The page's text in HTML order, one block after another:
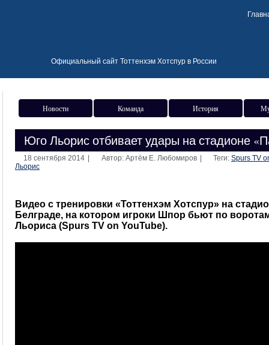
Официальный сайт Тоттенхэм Хотспур в России
Новости Команда История
Юго Льорис отбивает удары на стадионе
18 сентября 2014 Автор: Артём Е. Любомиров Теги: Spurs TV
Льорис
Видео с тренировки «Тоттенхэм Хотспур» на
Белграде, на котором игроки Шпор бьют по
Льориса (Spurs TV on YouTube).